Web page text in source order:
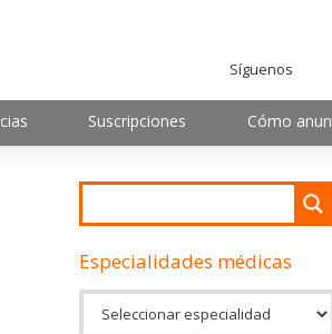
Síguenos
Suscripciones Cómo
Especialidades médicas